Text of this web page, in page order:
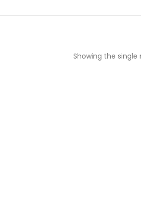
Showing the single